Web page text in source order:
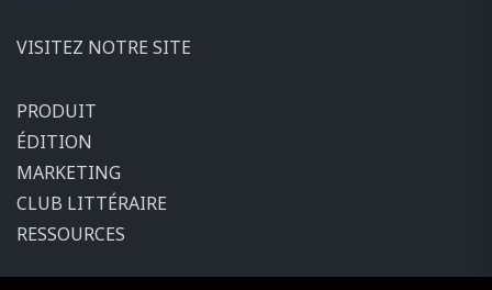
VISITEZ NOTRE SITE
PRODUIT
ÉDITION
MARKETING
CLUB LITTÉRAIRE
RESSOURCES